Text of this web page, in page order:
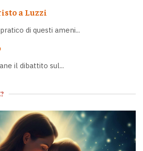
a Luzzi
di questi ameni...
il dibattito sul...